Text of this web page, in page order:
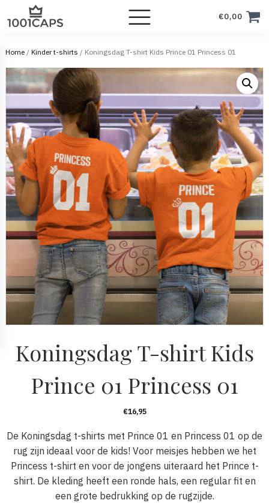
€0,00
Home/ Kinder t-shirts / Koningsdag T-shirt Kids Prince 01 Princess 01
Koningsdag T-shirt Kids
Prince 01 Princess 01
€16,95
De Koningsdag t-shirts met Prince 01 en Princess 01 op de
rug zijn ideaal voor de kids! Voor meisjes hebben we het
Princess t-shirt en voor de jongens uiteraard het Prince t-
shirt. De kleding heeft een ronde hals, een regular fit en
een grote bedrukking op de rugzijde.